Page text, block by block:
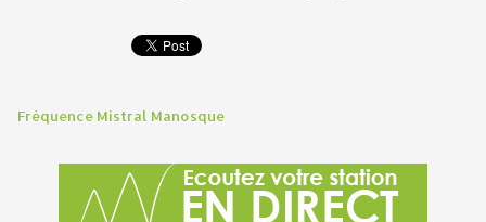
Fréquence Mistral Manosque